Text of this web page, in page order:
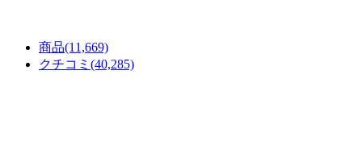
商品(11,669)
クチコミ (40,285)